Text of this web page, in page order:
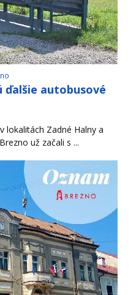
ďalšie autobusové
lokalitách Zadné Halny a
už začali s ...